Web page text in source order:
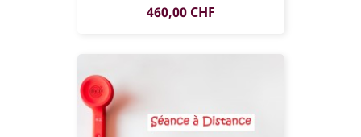
Prezzo
460,00 CHF